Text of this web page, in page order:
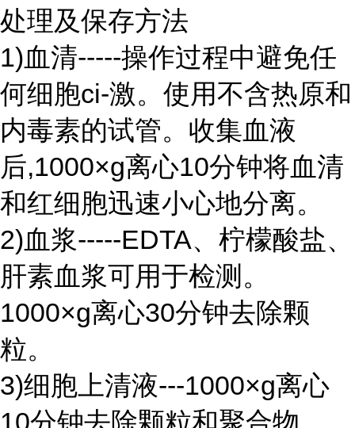
处理及保存方法
1)血清-----操作过程中避免任
何细胞ci-激。使用不含热原和
内毒素的试管。收集血液
后,1000×g离心10分钟将血清
和红细胞迅速小心地分离。
2)血浆-----EDTA、柠檬酸盐、
肝素血浆可用于检测。
1000×g离心30分钟去除颗
粒。
3)细胞上清液---1000×g离心
10分钟去除颗粒和聚合物。